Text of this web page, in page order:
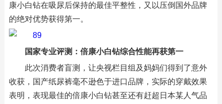
康小白钻在吸尿后保持的最佳平整性，又以压倒国外品牌
的绝对优势获得第一。
国家专业评测：倍康小白钻综合性能再获第一
此次消费者盲测，让央视栏目组及妈妈们得到了意外
收获，国产纸尿裤毫不逊色于进口品牌，实际的穿戴效果
表明，表现最佳的倍康小白钻甚至还有赶超日本某人气品